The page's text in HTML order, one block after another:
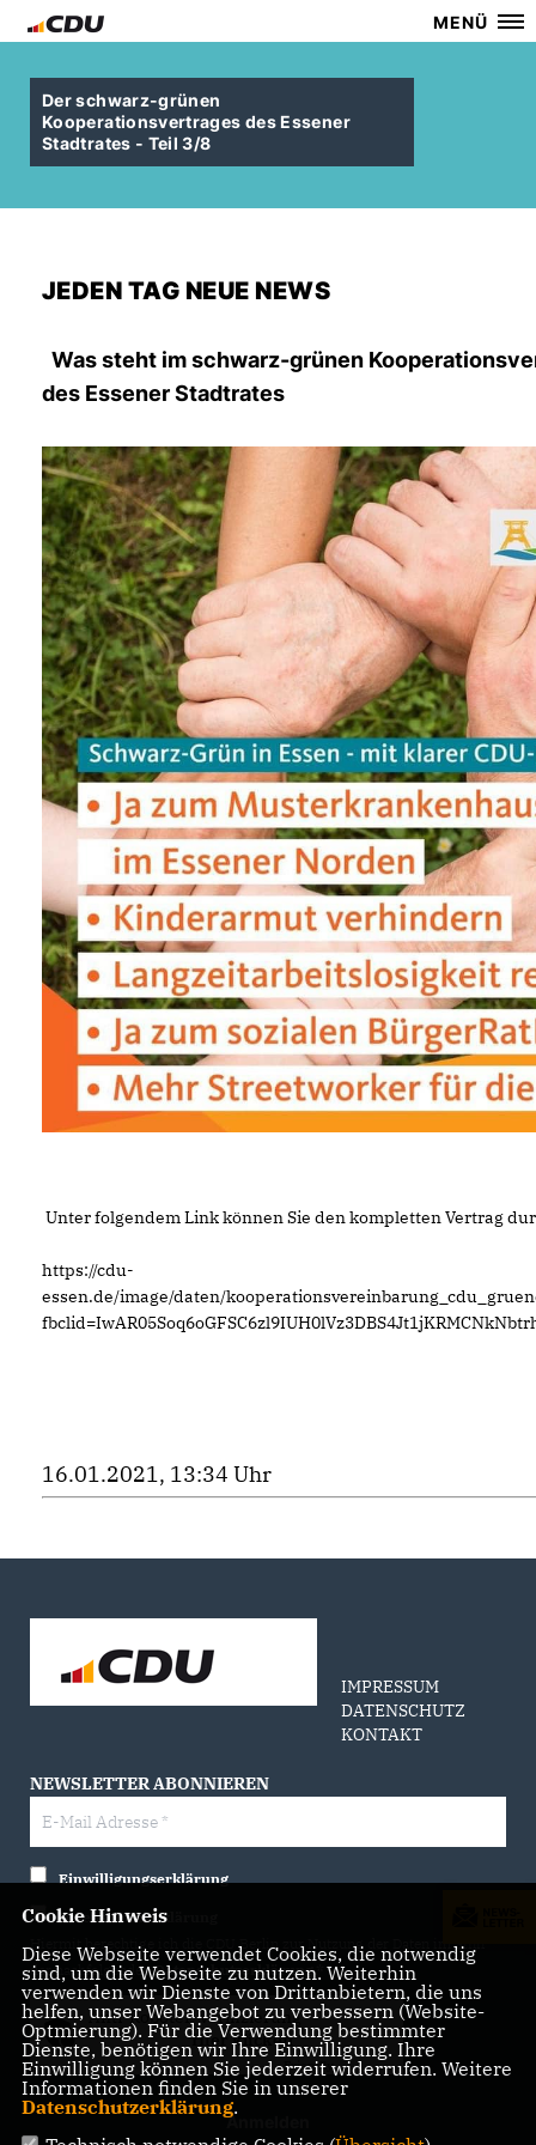
MENÜ
Der schwarz-grünen
Kooperationsvertrages des Essener
Stadtrates - Teil 3/8
JEDEN TAG NEUE NEWS
Was steht im schwarz-grünen
des Essener Stadtrates
Unter folgendem Link können Sie den kompletten Vertrag
https://cdu-
essen.de/image/daten/
16.01.2021, 13:34 Uhr
IMPRESSUM
DATENSCHUTZ
KONTAKT
NEWSLETTER ABONNIEREN
Einwilligungserklärung
Datenschutzerklärung
Hiermit berechtige ich die CDU Berlin zur Nutzung der Daten im Sinn
der nachfolgendenDatenschutzerklärung.*
Anti-Roboter-Verifizierung
Hier klicken
FriendlyCaptcha ⇗
Cookie Hinweis
Diese Webseite verwendet Cookies, die notwendig
sind, um die Webseite zu nutzen. Weiterhin
verwenden wir Dienste von Drittanbietern, die uns
helfen, unser Webangebot zu verbessern (Website-
Optmierung). Für die Verwendung bestimmter
Dienste, benötigen wir Ihre Einwilligung. Ihre
Einwilligung können Sie jederzeit widerrufen. Weitere
Informationen finden Sie in unserer
Datenschutzerklärung.